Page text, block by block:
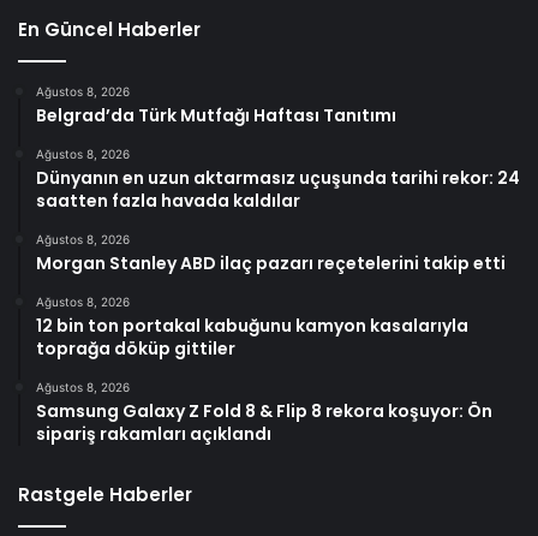
En Güncel Haberler
Ağustos 8, 2026
Belgrad’da Türk Mutfağı Haftası Tanıtımı
Ağustos 8, 2026
Dünyanın en uzun aktarmasız uçuşunda tarihi rekor: 24
saatten fazla havada kaldılar
Ağustos 8, 2026
Morgan Stanley ABD ilaç pazarı reçetelerini takip etti
Ağustos 8, 2026
12 bin ton portakal kabuğunu kamyon kasalarıyla
toprağa döküp gittiler
Ağustos 8, 2026
Samsung Galaxy Z Fold 8 & Flip 8 rekora koşuyor: Ön
sipariş rakamları açıklandı
Rastgele Haberler